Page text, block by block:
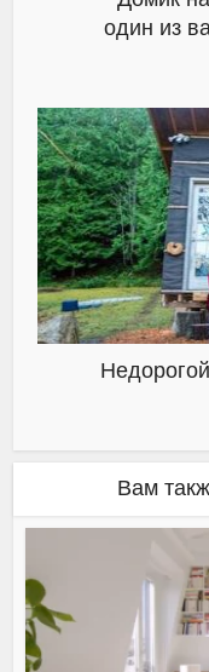
один из
Вам